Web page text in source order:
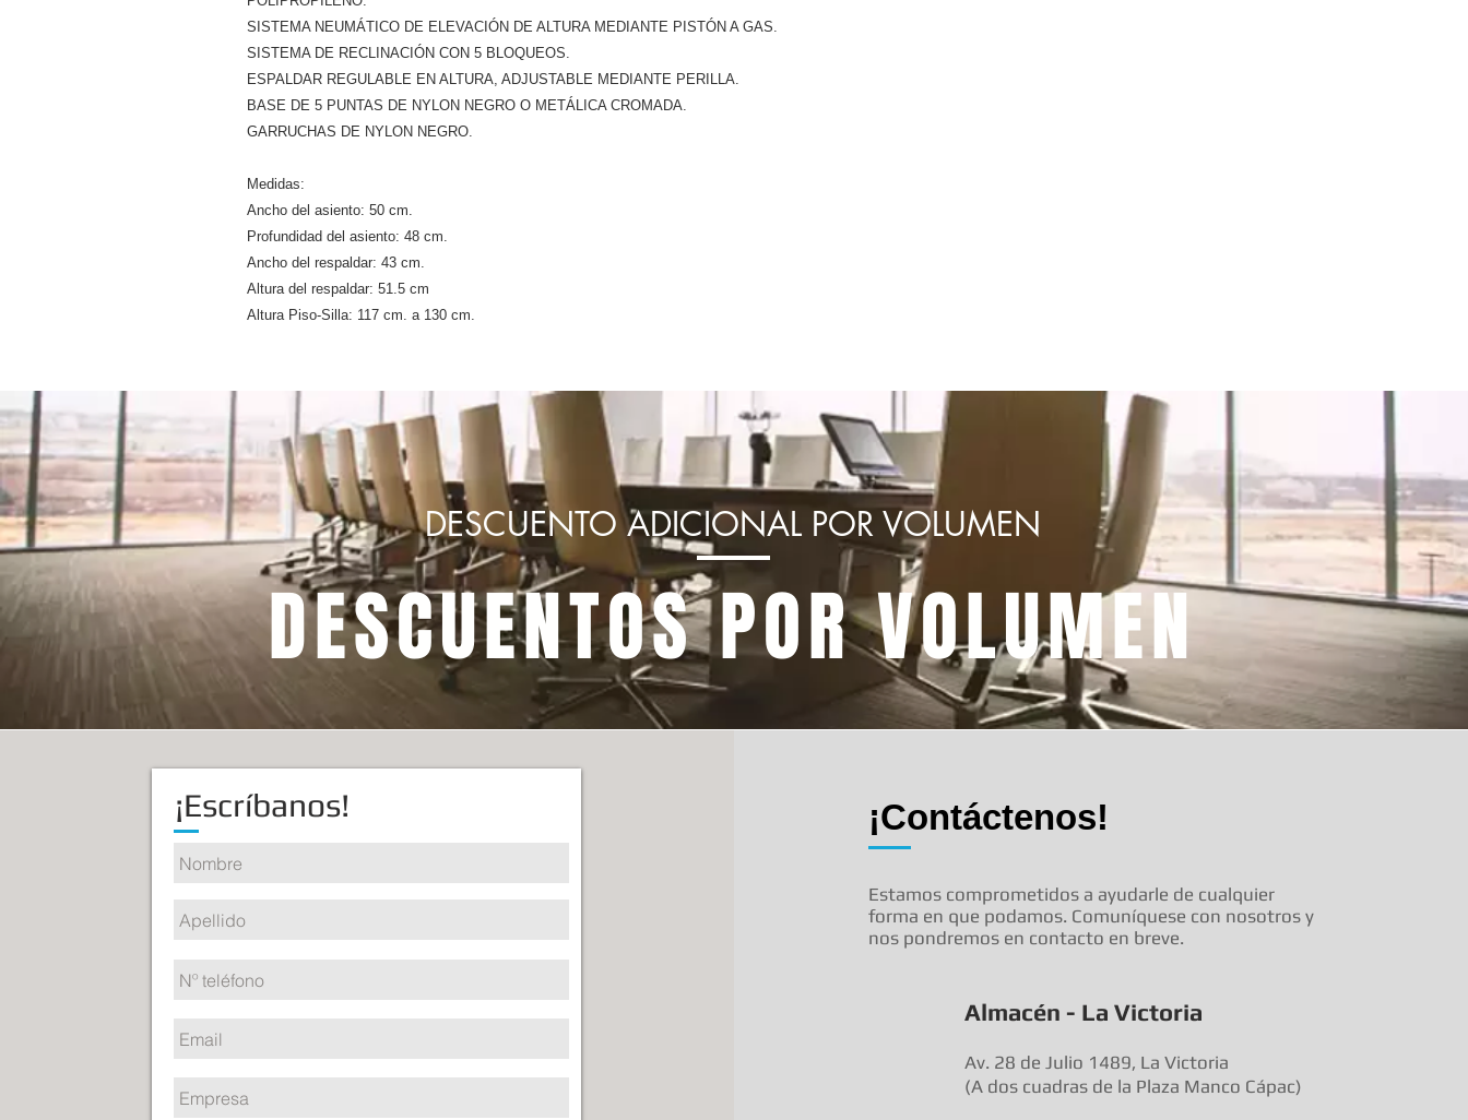
SISTEMA NEUMÁTICO DE ELEVACIÓN DE ALTURA MEDIANTE PISTÓN A GAS.
SISTEMA DE RECLINACIÓN CON 5 BLOQUEOS.
ESPALDAR REGULABLE EN ALTURA, ADJUSTABLE MEDIANTE PERILLA.
BASE DE 5 PUNTAS DE NYLON NEGRO O METÁLICA CROMADA.
GARRUCHAS DE NYLON NEGRO.
Medidas:
Ancho del asiento: 50 cm.
Profundidad del asiento: 48 cm.
Ancho del respaldar: 43 cm.
Altura del respaldar: 51.5 cm
Altura Piso-Silla: 117 cm. a 130 cm.
DESCUENTO ADICIONAL POR VOLUMEN
DESCUENTOS POR VOLUMEN
¡Escríbanos! ¡Contáctenos!
Estamos comprometidos a ayudarle de cualquier
forma en que podamos. Comuníquese con nosotros y
nos pondremos en contacto en breve.
Almacén - La Victoria
Av. 28 de Julio 1489, La Victoria
(A dos cuadras de la Plaza Manco Cápac)